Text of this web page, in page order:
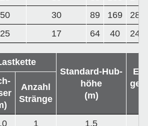
30 89 169
280
17 64 40 240
Standard-Hub-
höhe
(m)
Anzahl
Stränge
1 1,5